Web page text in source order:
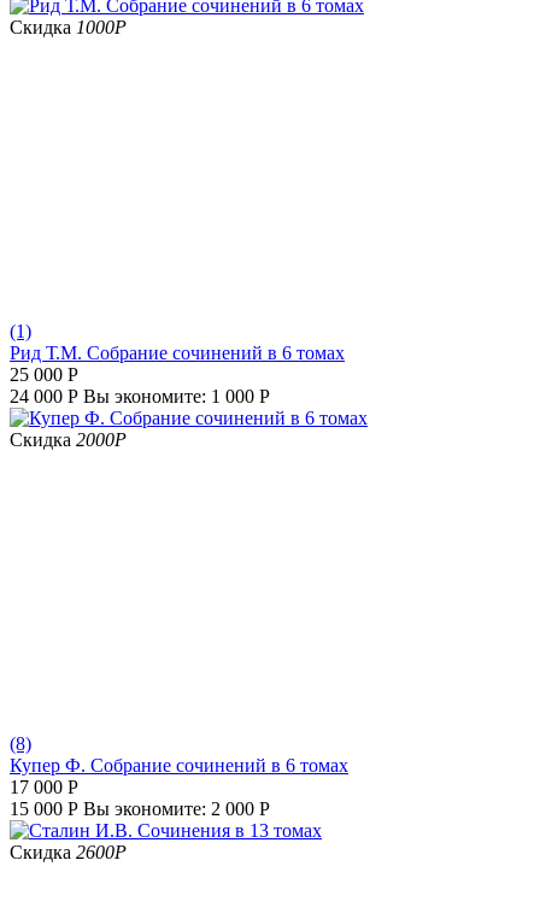
Скидка 1000Р
(1)
Рид Т.М. Собрание сочинений в 6 томах
25 000 Р
24 000 Р Вы экономите: 1 000 Р
Скидка 2000Р
(8)
Купер Ф. Собрание сочинений в 6 томах
17 000 Р
15 000 Р Вы экономите: 2 000 Р
Скидка 2600Р